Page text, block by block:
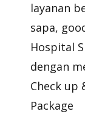
layanan
sapa,
Hospital
dengan
Check up
Package